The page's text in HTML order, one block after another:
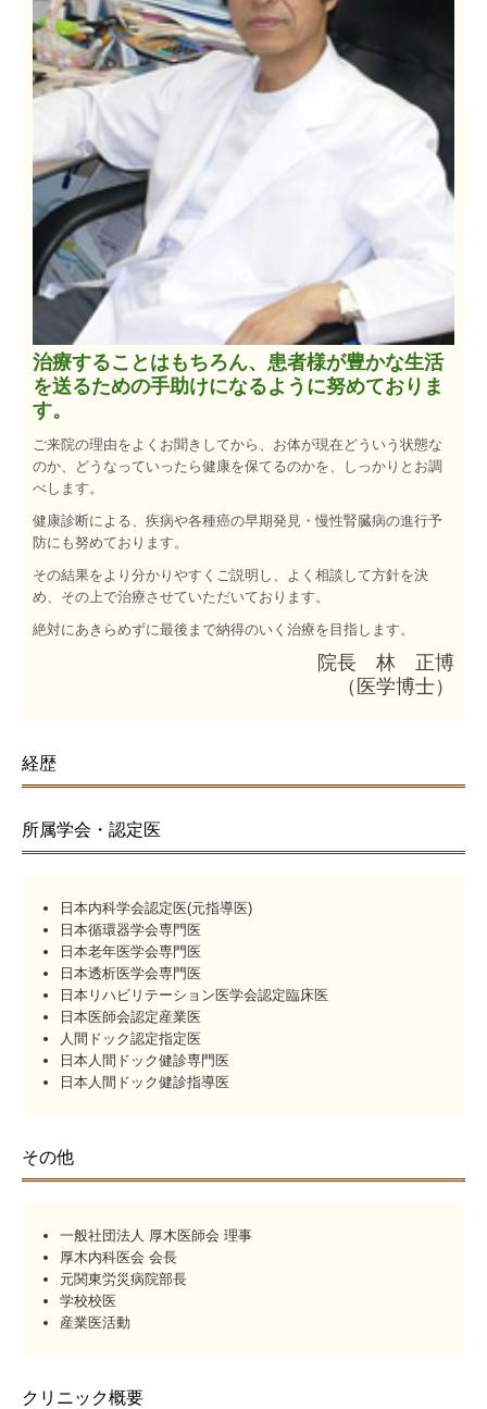
治療することはもちろん、患者様が豊かな生活
を送るための手助けになるように努めておりま
す。
ご来院の理由をよくお聞きしてから、お体が現在どういう状態な
のか、どうなっていったら健康を保てるのかを、しっかりとお調
べします。
健康診断による、疾病や各種癌の早期発見・慢性腎臓病の進行予
防にも努めております。
その結果をより分かりやすくご説明し、よく相談して方針を決
め、その上で治療させていただいております。
絶対にあきらめずに最後まで納得のいく治療を目指します。
院長
林 正博
（医学博士）
経歴
所属学会・認定医
日本内科学会認定医(元指導医)
日本循環器学会専門医
日本老年医学会専門医
日本透析医学会専門医
日本リハビリテーション医学会認定臨床医
日本医師会認定産業医
人間ドック認定指定医
日本人間ドック健診専門医
日本人間ドック健診指導医
その他
一般社団法人 厚木医師会 理事
厚木内科医会 会長
元関東労災病院部長
学校校医
産業医活動
クリニック概要